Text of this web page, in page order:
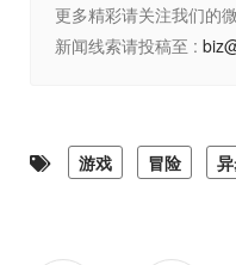
更多精彩请关注我们的
新闻线索请投稿至 :
游戏 冒险